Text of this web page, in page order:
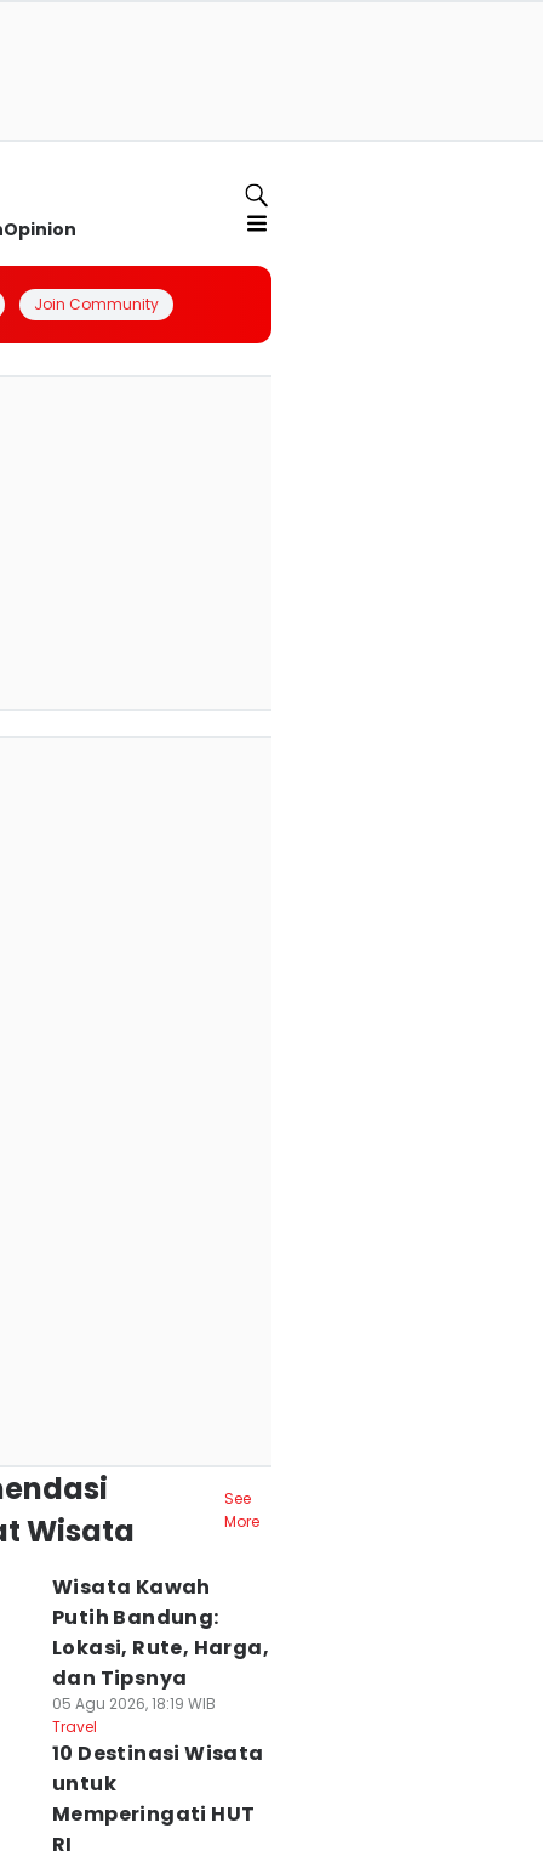
Opinion
Join Community
Wisata
See
More
Wisata Kawah
Putih Bandung:
Lokasi, Rute, Harga,
dan Tipsnya
05 Agu 2026, 18:19 WIB
Travel
10 Destinasi Wisata
untuk
Memperingati HUT
RI